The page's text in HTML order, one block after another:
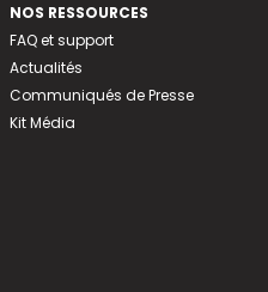
NOS RESSOURCES
FAQ et support
Actualités
Communiqués de Presse
Kit Média